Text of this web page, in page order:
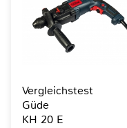
Vergleichstest
Güde
KH 20 E